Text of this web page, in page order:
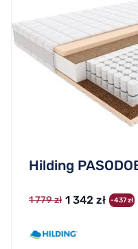
Hilding
1 779 zł 1 342 zł -437 zł